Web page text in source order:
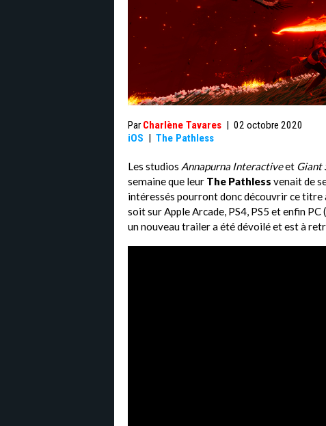
Par Charlène Tavares | 02 octobre 2020
iOS | The Pathless
Les studios Annapurna Interactiveet Giant
semaine que leur The Pathless venait de
intéressés pourront donc découvrir ce titre
soit sur Apple Arcade, PS4, PS5 et enfin PC
un nouveau trailer a été dévoilé et est à